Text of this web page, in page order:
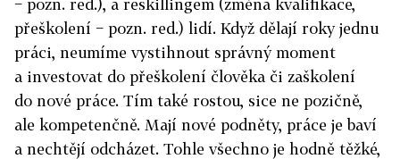
− pozn. red.), a reskillingem (změna kvalifikace,
přeškolení − pozn. red.) lidí. Když dělají roky jednu
práci, neumíme vystihnout správný moment
a investovat do přeškolení člověka či zaškolení
do nové práce. Tím také rostou, sice ne pozičně,
ale kompetenčně. Mají nové podněty, práce je baví
a nechtějí odcházet. Tohle všechno je hodně těžké,